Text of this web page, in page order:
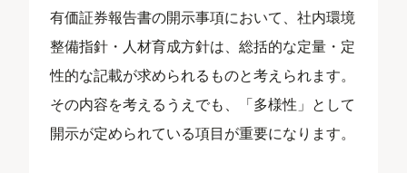
有価証券報告書の開示事項において、社内環境
整備指針・人材育成方針は、総括的な定量・定
性的な記載が求められるものと考えられます。
その内容を考えるうえでも、「多様性」として
開示が定められている項目が重要になります。